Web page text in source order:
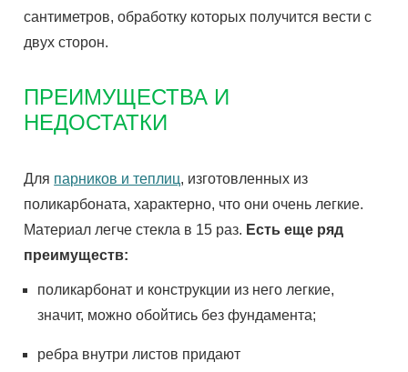
сантиметров, обработку которых получится вести с
двух сторон.
ПРЕИМУЩЕСТВА И
НЕДОСТАТКИ
Для парников и теплиц, изготовленных из
поликарбоната, характерно, что они очень легкие.
Материал легчестекла в 15 раз. Естьеще ряд
преимуществ:
поликарбонат и конструкции из него легкие,
значит, можно обойтись без фундамента;
ребра внутри листов придают